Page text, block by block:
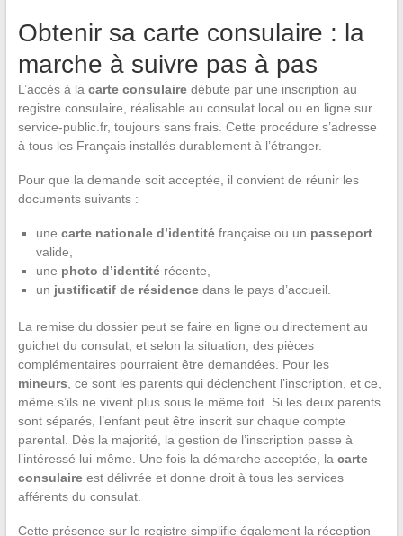
Obtenir sa carte consulaire : la
marche à suivre pas à pas
L’accès à la carte consulairedébute par une inscription au
registre consulaire, réalisable au consulat local ou en ligne sur
service-public.fr, toujours sans frais. Cette procédure s’adresse
à tous les Français installés durablement à l’étranger.
Pour que la demande soit acceptée, il convient de réunir les
documents suivants :
une carte nationale d’identitéfrançaise ou un passeport
valide,
une photo d’identitérécente,
un justificatif de résidencedans le pays d’accueil.
La remise du dossier peut se faire en ligne ou directement au
guichet du consulat, et selon la situation, des pièces
complémentaires pourraient être demandées. Pour les
mineurs , ce sont les parents qui déclenchent l’inscription, et ce,
même s’ils ne vivent plus sous le même toit. Si les deux parents
sont séparés, l’enfant peut être inscrit sur chaque compte
parental. Dès la majorité, la gestion de l’inscription passe à
l’intéressé lui-même. Une fois la démarche acceptée, la carte
consulaireest délivrée et donne droit à tous les services
afférents du consulat.
Cette présence sur le registre simplifie également la réception